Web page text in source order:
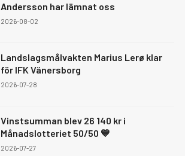
Andersson har lämnat oss
2026-08-02
Landslagsmålvakten Marius Lerø klar
för IFK Vänersborg
2026-07-28
Vinstsumman blev 26 140 kr i
Månadslotteriet 50/50 💙
2026-07-27